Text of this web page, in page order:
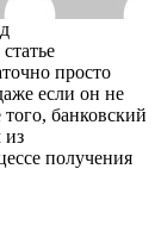
просто
если он не
банковский
из
получения